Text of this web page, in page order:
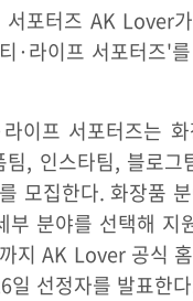
서포터즈 AK Lover
·라이프 서포터즈'
이프 서포터즈는
, 인스타팀, 블로그
모집한다. 화장품
부 분야를 선택해 지
지 AK Lover 공식
일 선정자를 발표한